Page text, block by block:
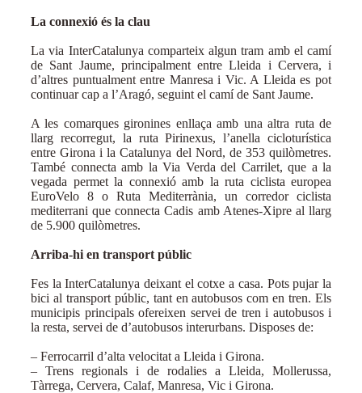
La connexió és la clau
La via InterCatalunya comparteix algun tram amb el camí
de Sant Jaume, principalment entre Lleida i Cervera, i
d’altres puntualment entre Manresa i Vic. A Lleida es pot
continuar cap a l’Aragó, seguint el camí de Sant Jaume.
A les comarques gironines enllaça amb una altra ruta de
llarg recorregut, la ruta Pirinexus, l’anella cicloturística
entre Girona i la Catalunya del Nord, de 353 quilòmetres.
També connecta amb la Via Verda del Carrilet, que a la
vegada permet la connexió amb la ruta ciclista europea
EuroVelo 8 o Ruta Mediterrània, un corredor ciclista
mediterrani que connecta Cadis amb Atenes-Xipre al llarg
de 5.900 quilòmetres.
Arriba-hi en transport públic
Fes la InterCatalunya deixant el cotxe a casa. Pots pujar la
bici al transport públic, tant en autobusos com en tren. Els
municipis principals ofereixen servei de tren i autobusos i
la resta, servei de d’autobusos interurbans. Disposes de:
– Ferrocarril d’alta velocitat a Lleida i Girona.
– Trens regionals i de rodalies a Lleida, Mollerussa,
Tàrrega, Cervera, Calaf, Manresa, Vic i Girona.